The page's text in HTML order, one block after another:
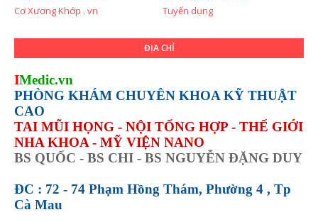
Cơ Xương Khớp . vn
Tuyển dụng
ĐỊA CHỈ
IMedic.vn
PHÒNG KHÁM CHUYÊN KHOA KỸ THUẬT
CAO
TAI MŨI HỌNG - NỘI TỔNG HỢP - THẾ GIỚI
NHA KHOA - MỸ VIỆN NANO
BS QUỐC - BS CHI - BS NGUYỄN ĐẶNG DUY
ĐC : 72 - 74 Phạm Hồng Thám, Phường 4 , Tp
Cà Mau